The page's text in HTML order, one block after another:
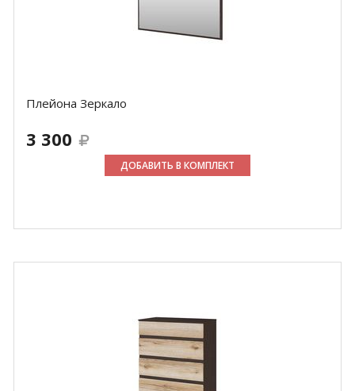
Плейона Зеркало
3 300
ДОБАВИТЬ В КОМПЛЕКТ